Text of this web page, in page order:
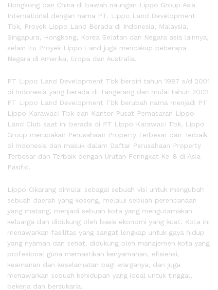
Hongkong dan China di bawah naungan Lippo Group Asia
International dengan nama PT. Lippo Land Development
Tbk, Proyek Lippo Land Berada di Indonesia, Malaysia,
Singapura, Hongkong, Korea Selatan dan Negara asia lainnya,
selain itu Proyek Lippo Land juga mencakup beberapa
Negara di Amerika, Eropa dan Australia.
PT Lippo Land Development Tbk berdiri tahun 1987 s/d 2001
di Indonesia yang berada di Tangerang dan mulai tahun 2002
PT Lippo Land Development Tbk berubah nama menjadi PT
Lippo Karawaci Tbk dan Kantor Pusat Pemasaran Lippo
Land Club saat ini berada di PT Lippo Karawaci Tbk, Lippo
Group merupakan Perusahaan Property Terbesar dan Terbaik
di Indonesia dan masuk dalam Daftar Perusahaan Property
Terbesar dan Terbaik dengan Urutan Peringkat Ke-8 di Asia
Pasific.
Lippo Cikarang dimulai sebagai sebuah visi untuk mengubah
sebuah daerah yang kosong, melalui sebuah perencanaan
yang matang, menjadi sebuah kota yang mengutamakan
keluarga dan didukung oleh basis ekonomi yang kuat. Kota ini
menawarkan fasilitas yang sangat lengkap untuk gaya hidup
yang nyaman dan sehat, didukung oleh manajemen kota yang
profesional guna memastikan kenyamanan, efisiensi,
keamanan dan keselamatan bagi warganya, dan juga
menawarkan sebuah kehidupan yang ideal untuk tinggal,
bekerja dan bersukaria.